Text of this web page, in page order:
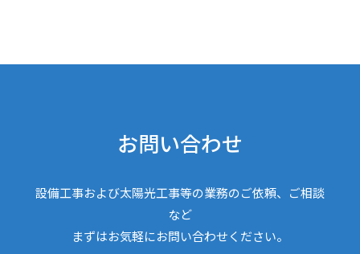
お問い合わせ
設備工事および太陽光工事等の業務のご依頼、ご相談
など
まずはお気軽にお問い合わせください。